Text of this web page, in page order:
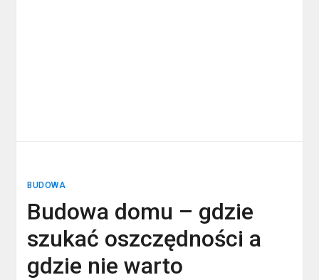
BUDOWA
Budowa domu – gdzie
szukać oszczędności a
gdzie nie warto